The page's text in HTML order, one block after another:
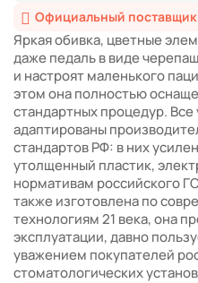
Официальный поставщик
Яркая обивка, цветные
даже педаль в виде
и настроят маленького
этом она полностью
стандартных процедур. Все
адаптированы
стандартов РФ: в них
утолщенный пластик,
нормативам российского
также изготовлена по
технологиям 21 века, она
эксплуатации, давно
уважением покупателей
стоматологических